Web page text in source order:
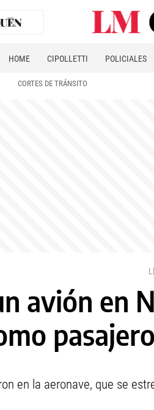
HOME CIPOLLETTI POLICIALES
CORTES DE TRÁNSITO
avión en
en la aeronave, que se